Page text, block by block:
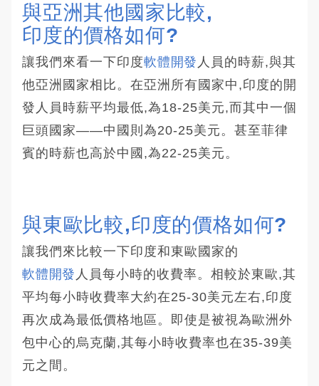
與亞洲其他國家比較,
印度的價格如何?
讓我們來看一下印度軟體開發 人員的時薪,與其
他亞洲國家相比。在亞洲所有國家中,印度的開
發人員時薪平均最低,為18-25美元,而其中一個
巨頭國家——中國則為20-25美元。甚至菲律
賓的時薪也高於中國,為22-25美元。
與東歐比較,印度的價格如何?
讓我們來比較一下印度和東歐國家的
軟體開發 人員每小時的收費率。相較於東歐,其
平均每小時收費率大約在25-30美元左右,印度
再次成為最低價格地區。即使是被視為歐洲外
包中心的烏克蘭,其每小時收費率也在35-39美
元之間。